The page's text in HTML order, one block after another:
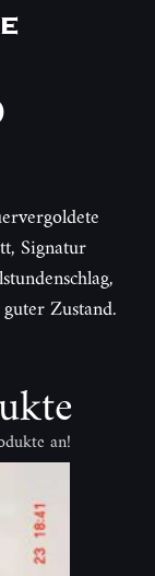
Signatur
Zustand.
an!